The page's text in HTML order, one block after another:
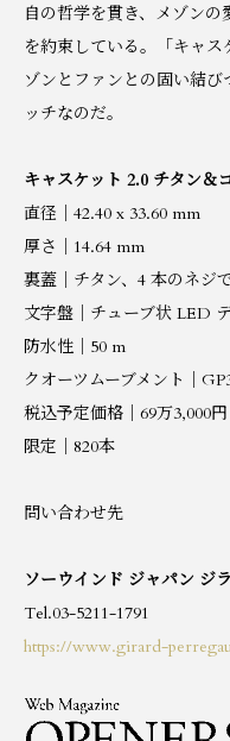
自の哲学を貫き、メゾン
を約束している。「キャス
ゾンとファンとの固い結
ッチなのだ。
キャスケット 2.0 チタン＆
直径｜42.40 x 33.60 mm
厚さ｜14.64 mm
裏蓋｜チタン、4 本のネジ
文字盤｜チューブ状 LED
防水性｜50 m
クオーツムーブメント｜
税込予定価格｜69万3,000円
限定｜820本
問い合わせ先
ソーウインド ジャパン ジ
Tel.03-5211-1791
https://www.girard-